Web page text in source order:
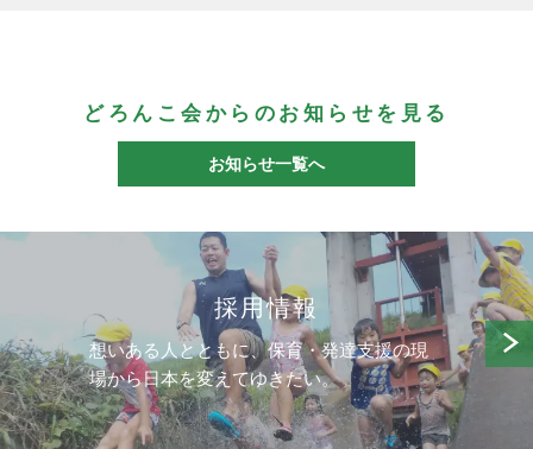
どろんこ会からのお知らせを見る
お知らせ一覧へ
採用情報
想いある人とともに、保育・発達支援の現
場から日本を変えてゆきたい。